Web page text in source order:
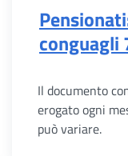
conguagli
Il documento
erogato ogni
può variare.